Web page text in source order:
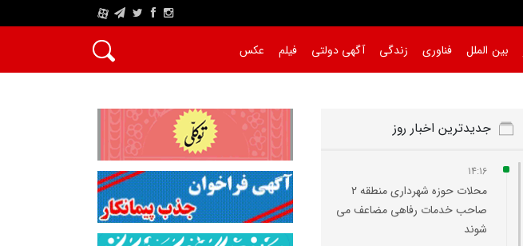
A
بین الملل فناوری زندگی آگهی دولتی فیلم عکس
جدیدترین اخبار روز
14:16
محلات حوزه شهرداری منطقه 2
صاحب خدمات رفاهی مضاعف می‌
شوند